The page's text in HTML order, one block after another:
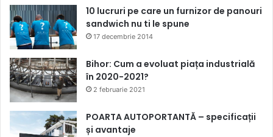
10 lucruri pe care un furnizor de panouri
sandwich nu ti le spune
17 decembrie 2014
Bihor: Cum a evoluat piața industrială
în 2020-2021?
2 februarie 2021
POARTA AUTOPORTANTĂ – specificații
și avantaje